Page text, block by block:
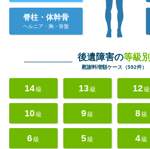
脊柱・体幹骨
ヘルニア・胸・骨盤
後遺障害の等級別
慰謝料増額ケース（592件）
14級 13級 12級
10級 9級 8級
6級 5級 4級